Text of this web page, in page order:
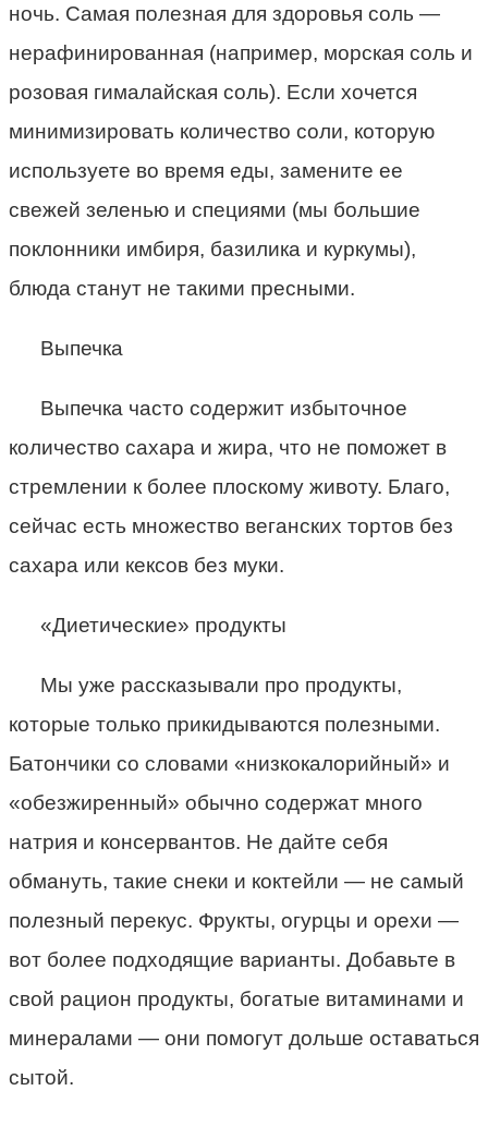
ночь. Самая полезная для здоровья соль —
нерафинированная (например, морская соль и
розовая гималайская соль). Если хочется
минимизировать количество соли, которую
используете во время еды, замените ее
свежей зеленью и специями (мы большие
поклонники имбиря, базилика и куркумы),
блюда станут не такими пресными.
Выпечка
Выпечка часто содержит избыточное
количество сахара и жира, что не поможет в
стремлении к более плоскому животу. Благо,
сейчас есть множество веганских тортов без
сахара или кексов без муки.
«Диетические» продукты
Мы уже рассказывали про продукты,
которые только прикидываются полезными.
Батончики со словами «низкокалорийный» и
«обезжиренный» обычно содержат много
натрия и консервантов. Не дайте себя
обмануть, такие снеки и коктейли — не самый
полезный перекус. Фрукты, огурцы и орехи —
вот более подходящие варианты. Добавьте в
свой рацион продукты, богатые витаминами и
минералами — они помогут дольше оставаться
сытой.